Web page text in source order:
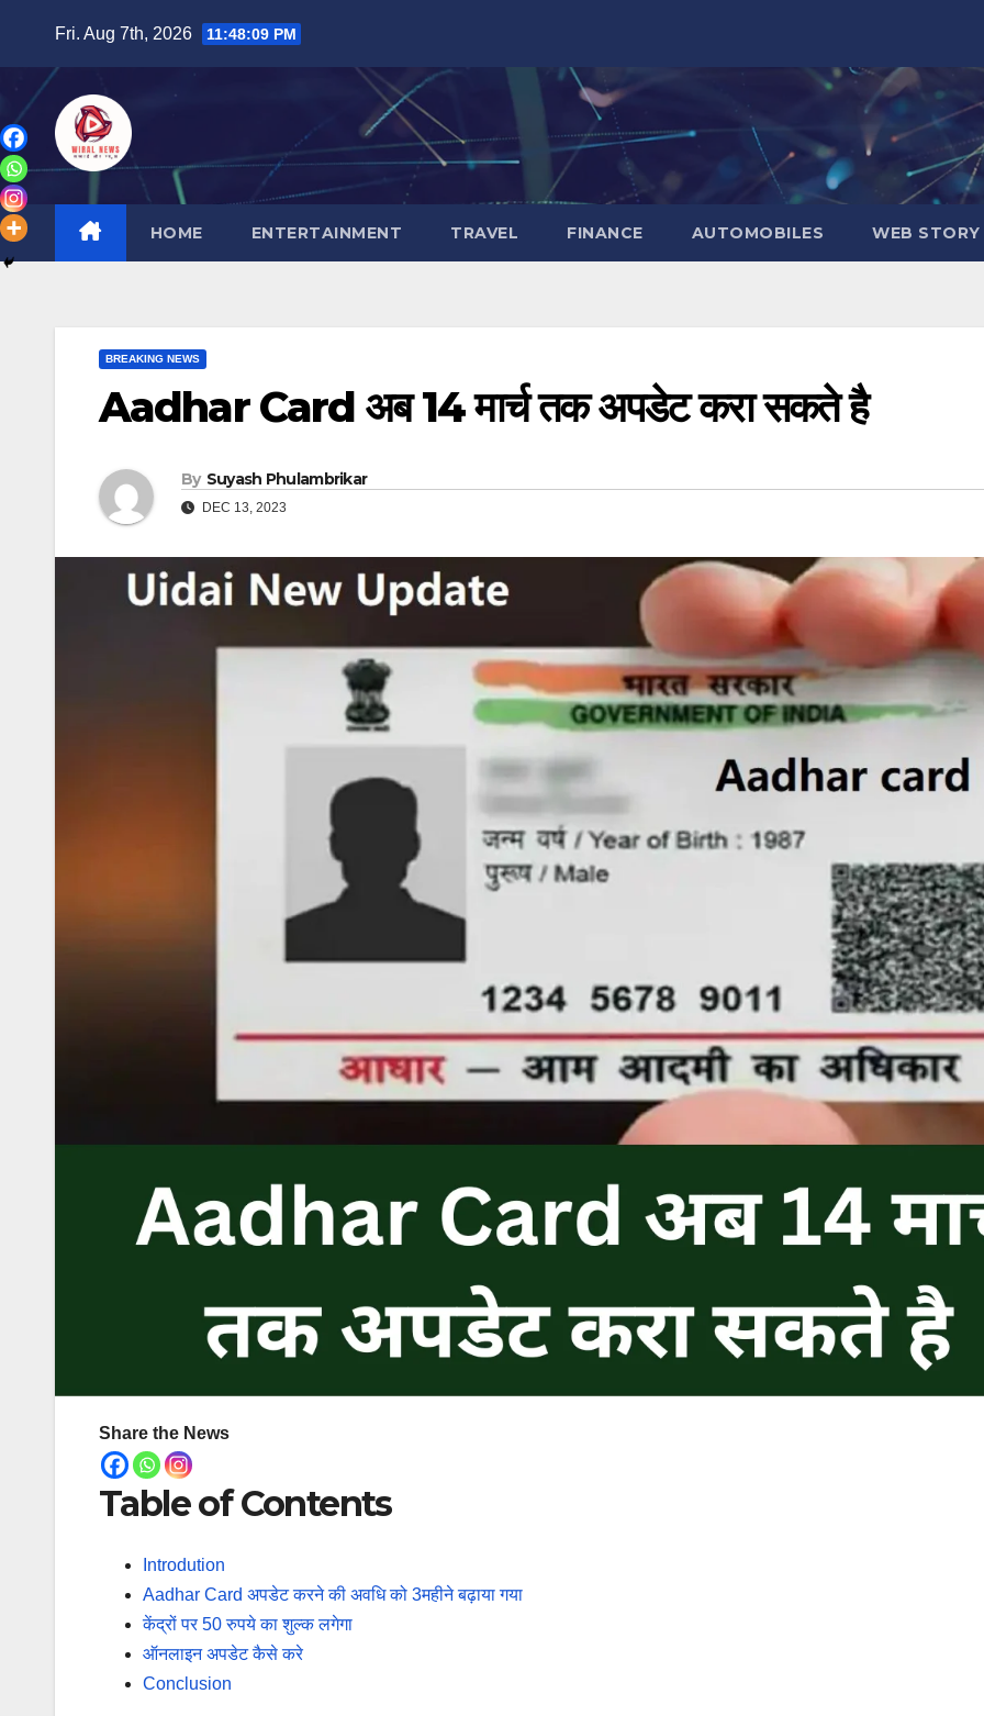
content
Fri. Aug 7th, 2026 11:48:11 PM
HOME ENTERTAINMENT TRAVEL FINANCE AUTOMOBILES WEB STORY
BREAKING NEWS
Aadhar Card अब 14 मार्च तक अपडेट करा सकते है
By Suyash Phulambrikar
DEC 13, 2023
Share the News
Table of Contents
Introdution
Aadhar Card अपडेट करने की अवधि को 3महीने बढ़ाया गया
केंद्रों पर 50 रुपये का शुल्क लगेगा
ऑनलाइन अपडेट कैसे करे
Conclusion